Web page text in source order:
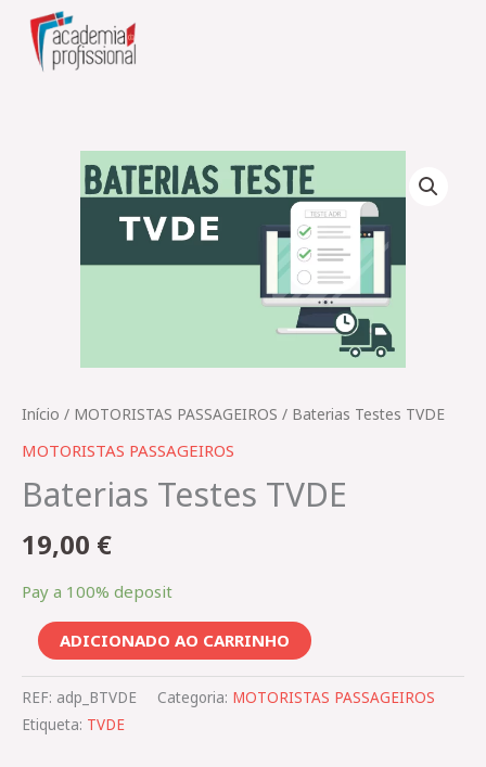
content
Início / MOTORISTAS PASSAGEIROS / Baterias Testes TVDE
MOTORISTAS PASSAGEIROS
Baterias Testes TVDE
19,00 €
Pay a 100% deposit
Quantidade
ADICIONADO AO CARRINHO
REF: adp_BTVDE Categoria: MOTORISTAS PASSAGEIROS
Etiqueta: TVDE